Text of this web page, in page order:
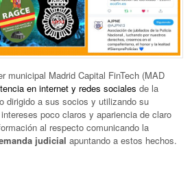
municipal Madrid Capital FinTech (MAD
en internet y redes sociales de la
dirigido a sus socios y utilizando su
poco claros y apariencia de claro
al respecto comunicando la
judicial apuntando a estos hechos.